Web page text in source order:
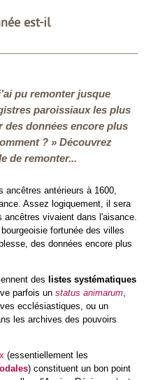
est-il
pu remonter jusque
paroissiaux les plus
des données encore plus
? » Découvrez
de remonter...
ancêtres antérieurs à 1600,
Assez logiquement, il sera
vivaient dans l'aisance.
fortunée des villes
des données encore plus
des listes systématiques
parfois un status animarum,
ecclésiastiques, ou un
les archives des pouvoirs
(essentiellement les
) constituent un bon point